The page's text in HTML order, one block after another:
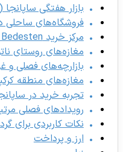
بازار هفتگی ساپانجا (Sapanca Pazarı)
فروشگاه‌های ساحلی
مرکز خرید NG Sapanca Bedesten
مغازه‌های روستای
بازارچه‌های فصلی و
مغازه‌های منطقه
تجربه خرید در
رویدادهای فصلی
نکات کاربردی برای
ارز و پرداخت